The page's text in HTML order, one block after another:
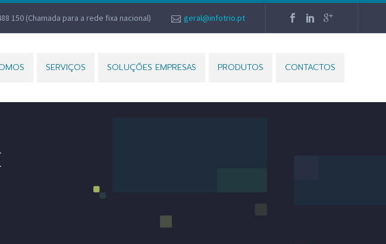
150 (Chamada para a rede fixa nacional) geral@infotrio.pt
SERVIÇOS SOLUÇÕES EMPRESAS PRODUTOS CONTACTOS